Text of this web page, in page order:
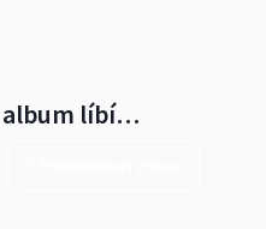
album líbí…